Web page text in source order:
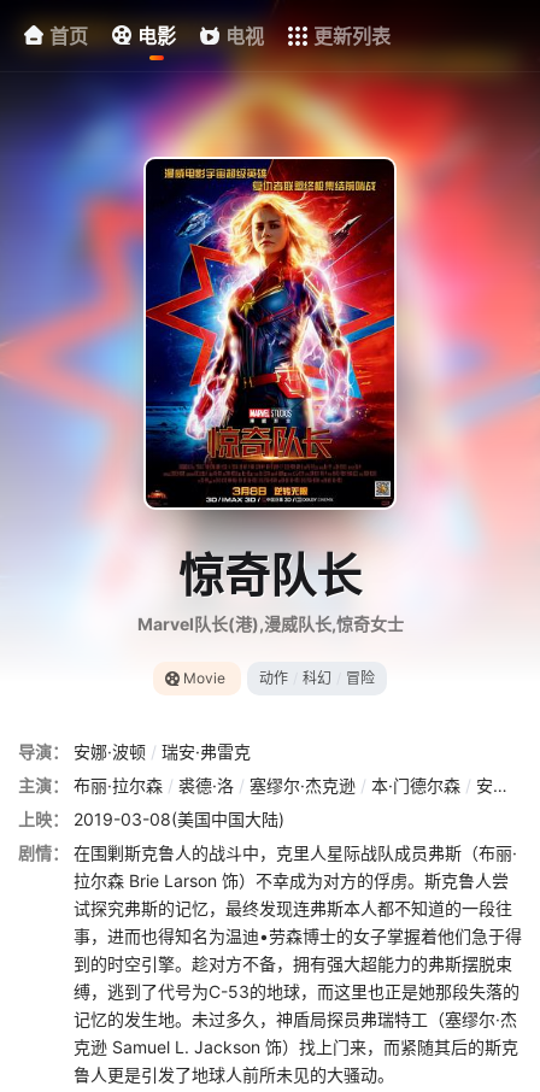
首页 电影 电视 更新列表
惊奇队长
Marvel队长(港),漫威队长,惊奇女士
Movie 动作 科幻 冒险
导演： 安娜·波顿 / 瑞安·弗雷克
主演：
布丽·拉尔森 / 裘德·洛 / 塞缪尔·杰克逊 / 本·门德尔森 / 安妮特·贝宁
上映：
2019-03-08(美国中国大陆)
剧情：
在围剿斯克鲁人的战斗中，克里人星际战队成员弗斯（布丽·
拉尔森 Brie Larson 饰）不幸成为对方的俘虏。斯克鲁人尝
试探究弗斯的记忆，最终发现连弗斯本人都不知道的一段往
事，进而也得知名为温迪•劳森博士的女子掌握着他们急于得
到的时空引擎。趁对方不备，拥有强大超能力的弗斯摆脱束
缚，逃到了代号为C-53的地球，而这里也正是她那段失落的
记忆的发生地。未过多久，神盾局探员弗瑞特工（塞缪尔·杰
克逊 Samuel L. Jackson 饰）找上门来，而紧随其后的斯克
鲁人更是引发了地球人前所未见的大骚动。